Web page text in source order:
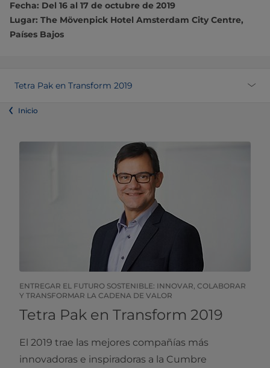
Fecha: Del 16 al 17 de octubre de 2019
Lugar: The Mövenpick Hotel Amsterdam City Centre,
Países Bajos
Tetra Pak en Transform 2019
Inicio
ENTREGAR EL FUTURO SOSTENIBLE: INNOVAR, COLABORAR
Y TRANSFORMAR LA CADENA DE VALOR
Tetra Pak en Transform 2019
El 2019 trae las mejores compañías más
innovadoras e inspiradoras a la Cumbre